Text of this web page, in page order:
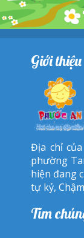
Giới thiệu
Địa chỉ
phường
hiện đang
tự kỷ,
Tìm